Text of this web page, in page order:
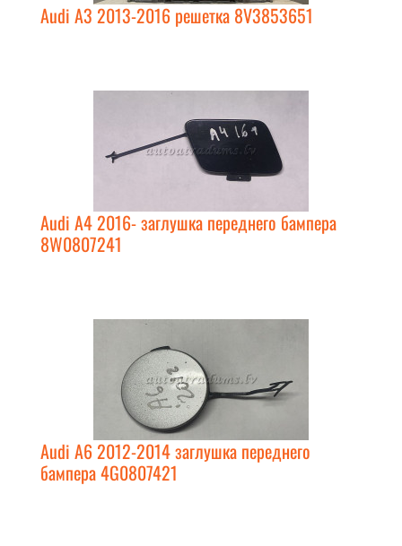
Audi A3 2013-2016 решетка 8V3853651
Audi A4 2016- заглушка переднего бампера
8W0807241
Audi A6 2012-2014 заглушка переднего
бампера 4G0807421